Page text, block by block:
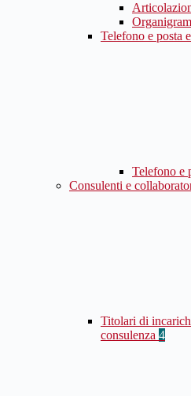
Telefono e posta
Telefono e
Consulenti e
Titolari di
consulenza 4